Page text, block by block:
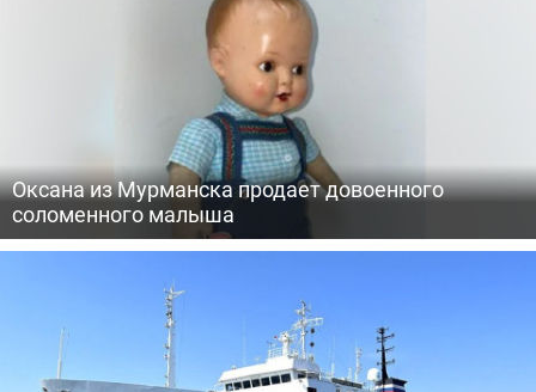
Оксана из Мурманска продает довоенного
соломенного малыша